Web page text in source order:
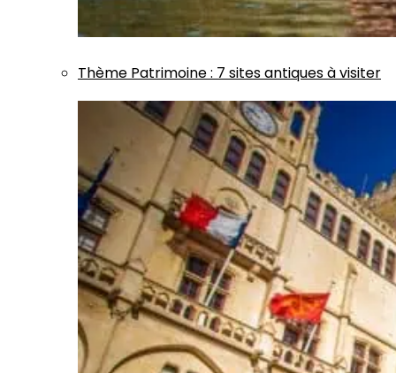
Thème Patrimoine: 7 sites antiques à visiter